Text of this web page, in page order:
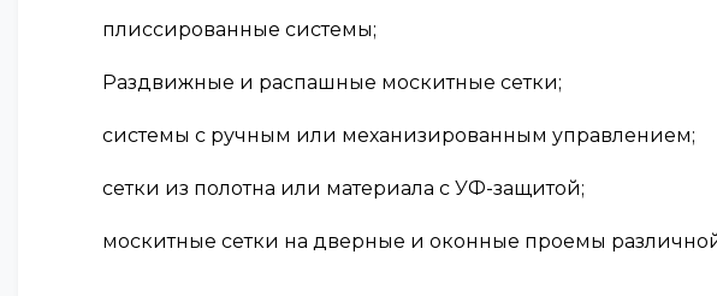
плиссированные системы;
Раздвижные и распашные москитные сетки;
системы с ручным или механизированным управлением;
сетки из полотна или материала с УФ-защитой;
москитные сетки на дверные и оконные проемы